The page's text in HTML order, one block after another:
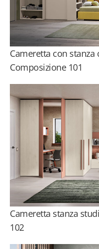
Cameretta con stanza
Composizione 101
Cameretta stanza
102